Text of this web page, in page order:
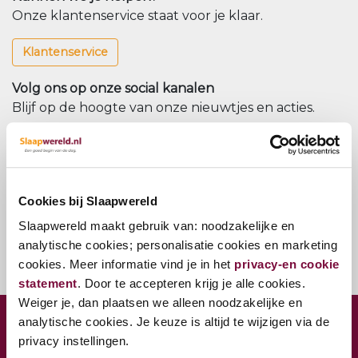
Cookies bij Slaapwereld
Slaapwereld maakt gebruik van: noodzakelijke en
analytische cookies; personalisatie cookies en marketing
cookies. Meer informatie vind je in het privacy-en cookie
statement. Door te accepteren krijg je alle cookies.
Weiger je, dan plaatsen we alleen noodzakelijke en
analytische cookies. Je keuze is altijd te wijzigen via de
privacy instellingen.
Onze klantenservice staat voor je klaar.
Klantenservice
Volg ons op onze social kanalen
Blijf op de hoogte van onze nieuwtjes en acties.
Nieuwsbrief
Nieuwsbrief
CONTACT VESTIGING WOERDEN